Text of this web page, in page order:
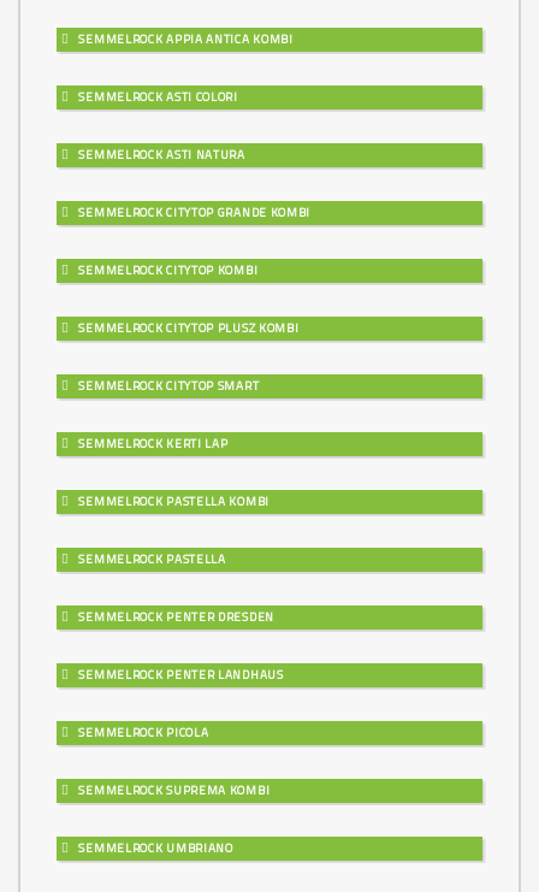
SEMMELROCK APPIA ANTICA KOMBI
SEMMELROCK ASTI COLORI
SEMMELROCK ASTI NATURA
SEMMELROCK CITYTOP GRANDE KOMBI
SEMMELROCK CITYTOP KOMBI
SEMMELROCK CITYTOP PLUSZ KOMBI
SEMMELROCK CITYTOP SMART
SEMMELROCK KERTI LAP
SEMMELROCK PASTELLA KOMBI
SEMMELROCK PASTELLA
SEMMELROCK PENTER DRESDEN
SEMMELROCK PENTER LANDHAUS
SEMMELROCK PICOLA
SEMMELROCK SUPREMA KOMBI
SEMMELROCK UMBRIANO